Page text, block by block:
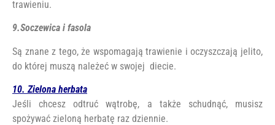
trawieniu.
9.Soczewica i fasola
Są znane z tego, że wspomagają trawienie i oczyszczają jelito,
do której muszą należeć w swojej diecie.
10. Zielona herbata
Jeśli chcesz odtruć wątrobę, a także schudnąć, musisz
spożywać zieloną herbatę raz dziennie.